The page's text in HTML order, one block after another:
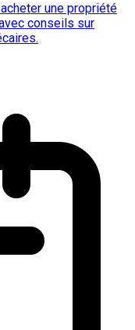
une propriété
conseils sur